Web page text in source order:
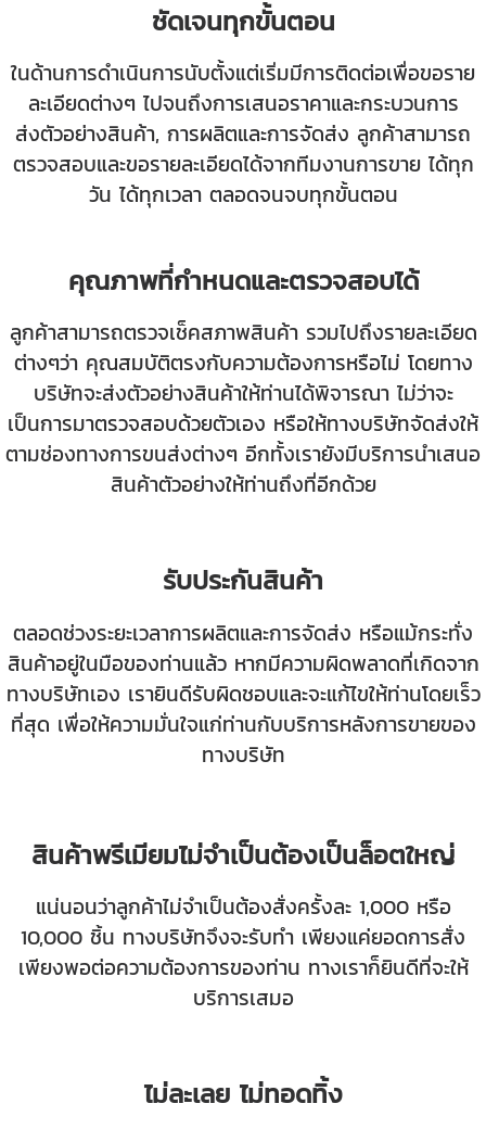
ชัดเจนทุกขั้นตอน
ในด้านการดำเนินการนับตั้งแต่เริ่มมีการติดต่อเพื่อขอราย
ละเอียดต่างๆ ไปจนถึงการเสนอราคาและกระบวนการ
ส่งตัวอย่างสินค้า, การผลิตและการจัดส่ง ลูกค้าสามารถ
ตรวจสอบและขอรายละเอียดได้จากทีมงานการขาย ได้ทุก
วัน ได้ทุกเวลา ตลอดจนจบทุกขั้นตอน
คุณภาพที่กำหนดและตรวจสอบได้
ลูกค้าสามารถตรวจเช็คสภาพสินค้า รวมไปถึงรายละเอียด
ต่างๆว่า คุณสมบัติตรงกับความต้องการหรือไม่ โดยทาง
บริษัทจะส่งตัวอย่างสินค้าให้ท่านได้พิจารณา ไม่ว่าจะ
เป็นการมาตรวจสอบด้วยตัวเอง หรือให้ทางบริษัทจัดส่งให้
ตามช่องทางการขนส่งต่างๆ อีกทั้งเรายังมีบริการนำเสนอ
สินค้าตัวอย่างให้ท่านถึงที่อีกด้วย
รับประกันสินค้า
ตลอดช่วงระยะเวลาการผลิตและการจัดส่ง หรือแม้กระทั่ง
สินค้าอยู่ในมือของท่านแล้ว หากมีความผิดพลาดที่เกิดจาก
ทางบริษัทเอง เรายินดีรับผิดชอบและจะแก้ไขให้ท่านโดยเร็ว
ที่สุด เพื่อให้ความมั่นใจแก่ท่านกับบริการหลังการขายของ
ทางบริษัท
สินค้าพรีเมียมไม่จำเป็นต้องเป็นล็อตใหญ่
แน่นอนว่าลูกค้าไม่จำเป็นต้องสั่งครั้งละ 1,000 หรือ
10,000 ชิ้น ทางบริษัทจึงจะรับทำ เพียงแค่ยอดการสั่ง
เพียงพอต่อความต้องการของท่าน ทางเราก็ยินดีที่จะให้
บริการเสมอ
ไม่ละเลย ไม่ทอดทิ้ง